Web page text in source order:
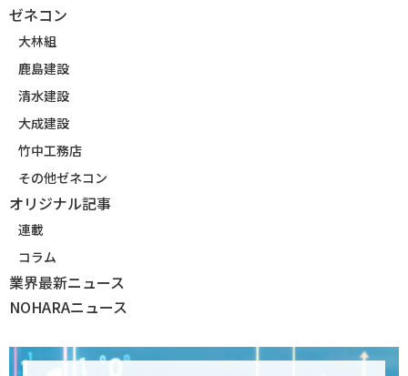
ゼネコン
大林組
鹿島建設
清水建設
大成建設
竹中工務店
その他ゼネコン
オリジナル記事
連載
コラム
業界最新ニュース
NOHARAニュース